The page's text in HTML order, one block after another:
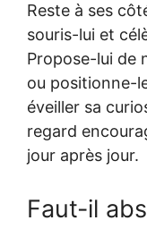
Reste à ses
souris-lui et
Propose-lui de
ou positionne-
éveiller sa
regard
jour après jour.
Faut-il